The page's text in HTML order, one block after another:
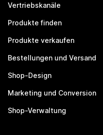
Vertriebskanäle
Produkte finden
Produkte verkaufen
Bestellungen und Versand
Shop-Design
Marketing und Conversion
Shop-Verwaltung